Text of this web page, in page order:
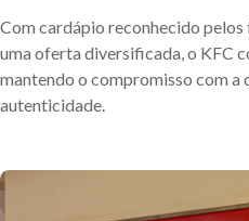
Com cardápio reconhecido
uma oferta diversificada, o KFC
mantendo o compromisso com a
autenticidade.